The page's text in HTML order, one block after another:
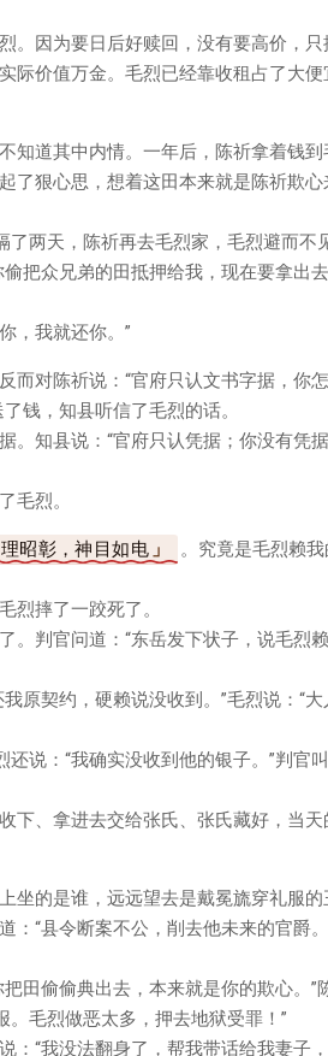
。因为要日后好赎回，没有要高价，
际价值万金。毛烈已经靠收租占了大
知道其中内情。一年后，陈祈拿着钱
了狠心思，想着这田本来就是陈祈欺
了两天，陈祈再去毛烈家，毛烈避而不
把众兄弟的田抵押给我，现在要拿出
，我就还你。”
对陈祈说：“官府只认文书字据，你
钱，知县听信了毛烈的话。
知县说：“官府只认凭据；你没有凭
毛烈。
昭彰，神目如电
。究竟是毛烈赖
烈摔了一跤死了。
判官问道：“东岳发下状子，说毛烈
原契约，硬赖说没收到。”毛烈说：“
说：“我确实没收到他的银子。”判官
下、拿进去交给张氏、张氏藏好，当
坐的是谁，远远望去是戴冕旒穿礼服
“县令断案不公，削去他未来的官爵
田偷偷典出去，本来就是你的欺心。”
。毛烈做恶太多，押去地狱受罪！”
“我没法翻身了，帮我带话给我妻子，